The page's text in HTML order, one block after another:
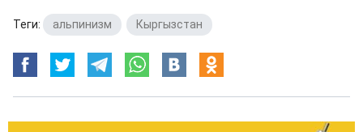
Теги: альпинизм Кыргызстан